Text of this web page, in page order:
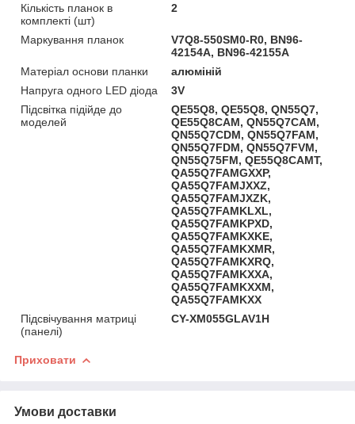
Кількість планок в
комплекті (шт)
2
Маркування планок
V7Q8-550SM0-R0, BN96-
42154A, BN96-42155A
Матеріал основи планки
алюміній
Напруга одного LED діода
3V
Підсвітка підійде до
моделей
QE55Q8, QE55Q8, QN55Q7,
QE55Q8CAM, QN55Q7CAM,
QN55Q7CDM, QN55Q7FAM,
QN55Q7FDM, QN55Q7FVM,
QN55Q75FM, QE55Q8CAMT,
QA55Q7FAMGXXP,
QA55Q7FAMJXXZ,
QA55Q7FAMJXZK,
QA55Q7FAMKLXL,
QA55Q7FAMKPXD,
QA55Q7FAMKXKE,
QA55Q7FAMKXMR,
QA55Q7FAMKXRQ,
QA55Q7FAMKXXA,
QA55Q7FAMKXXM,
QA55Q7FAMKXX
Підсвічування матриці
(панелі)
CY-XM055GLAV1H
Приховати
Умови доставки